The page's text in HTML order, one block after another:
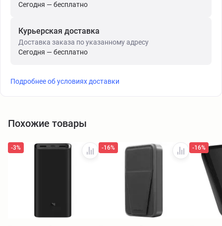
Сегодня — бесплатно
Курьерская доставка
Доставка заказа по указанному адресу
Сегодня — бесплатно
Подробнее об условиях доставки
Похожие товары
-3% -16% -16%